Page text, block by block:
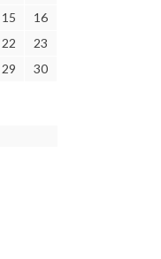
15
16
22
23
29
30